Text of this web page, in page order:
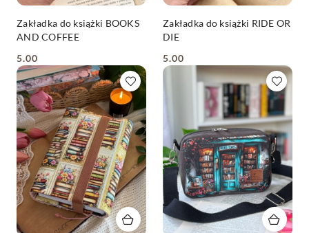
Zakładka do książki BOOKS
AND COFFEE
Cena:
5.00
Zakładka do książki RIDE OR
DIE
Cena:
5.00